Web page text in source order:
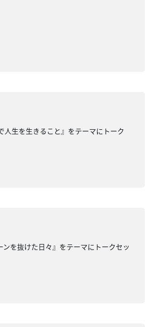
生を生きること』をテーマにトーク
を抜けた日々』をテーマにトークセッ